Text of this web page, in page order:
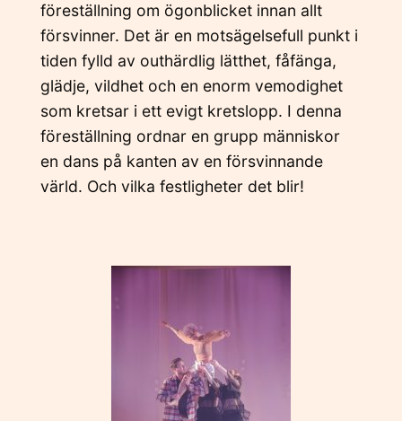
föreställning om ögonblicket innan allt
försvinner. Det är en motsägelsefull punkt i
tiden fylld av outhärdlig lätthet, fåfänga,
glädje, vildhet och en enorm vemodighet
som kretsar i ett evigt kretslopp. I denna
föreställning ordnar en grupp människor
en dans på kanten av en försvinnande
värld. Och vilka festligheter det blir!